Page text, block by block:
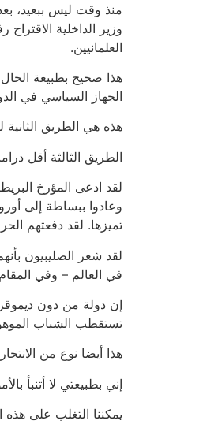
منذ وقت ليس ببعيد،
وزير الداخلية
العلمانيين.
هذا صحيح بطبيعة الحال
الجهاز السياسي في
هذه هي الطريق الثانية
الطريق الثالثة أقل
لقد ادعى المؤرخ
وعادوا ببساطة إلى
تميزها. لقد دفعتهم
لقد شعر الصليبيون
في العالم – وفي المقام
إن دولة من دون
تستقطب الشباب
هذا أيضا نوع من
إني بطبيعتي لا أتنبأ
يمكننا التغلب على